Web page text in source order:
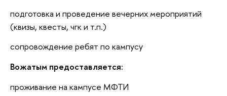
подготовка и проведение вечерних мероприятий
(квизы, квесты, чгк и т.п.)
сопровождение ребят по кампусу
Вожатым предоставляется:
проживание на кампусе МФТИ